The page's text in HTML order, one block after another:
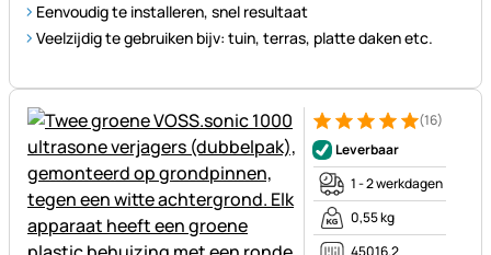
Eenvoudig te installeren, snel resultaat
Veelzijdig te gebruiken bijv: tuin, terras, platte daken etc.
Beoordeling: 5 van 5 (16
16 Bewertungen (16)
Leverbaar
1 - 2 werkdagen
0,55 kg